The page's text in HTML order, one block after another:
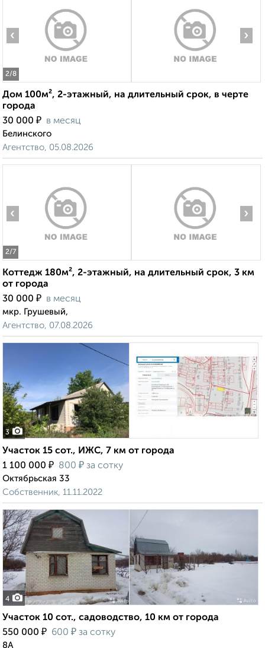
2/8
‹ ›
Дом 100м², 2-этажный, на длительный срок, в черте
города
30 000 ₽ в месяц
Белинского
Агентство, 05.08.2026
2/7
‹ ›
Коттедж 180м², 2-этажный, на длительный срок, 3 км
от города
30 000 ₽ в месяц
мкр. Грушевый,
Агентство, 07.08.2026
3
Участок 15 сот., ИЖС, 7 км от города
1 100 000 ₽ 800 ₽ за сотку
Октябрьская 33
Собственник, 11.11.2022
4
Участок 10 сот., садоводство, 10 км от города
550 000 ₽ 600 ₽ за сотку
8А